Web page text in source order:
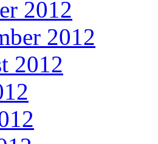
2012
2012
2012